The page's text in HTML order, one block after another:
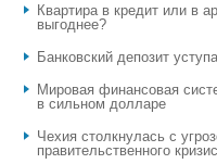
Квартира в кредит или в
выгоднее?
​Банковский депозит
Мировая финансовая
в сильном долларе
Чехия столкнулась с
правительственного